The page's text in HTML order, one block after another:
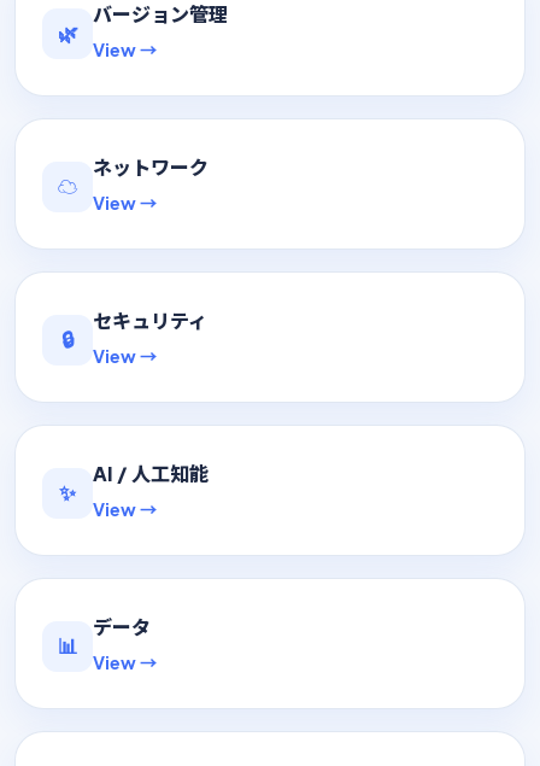
🌿
バージョン管理
View →
☁️
ネットワーク
View →
🔒
セキュリティ
View →
✨
AI / 人工知能
View →
📊
データ
View →